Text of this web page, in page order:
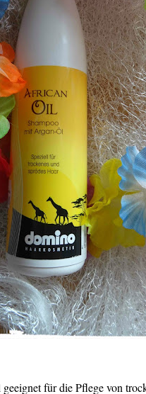
für die Pflege von